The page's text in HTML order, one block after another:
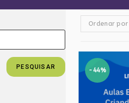
PESQUISAR
Ordenar
-44%